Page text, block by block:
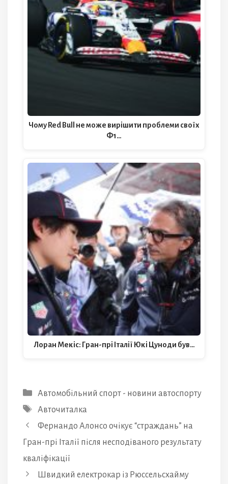
Чому Red Bull не може вирішити проблеми своїх
Ф1…
Лоран Мекіс: Гран-прі Італії Юкі Цуноди був…
Категорії
Автомобільний спорт - новини автоспорту
Позначки
Авточиталка
Фернандо Алонсо очікує “страждань” на
Гран-прі Італії після несподіваного результату
кваліфікації
Швидкий електрокар із Рюссельсхайму